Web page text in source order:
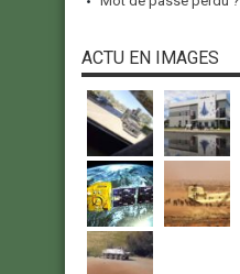
ACTU EN IMAGES